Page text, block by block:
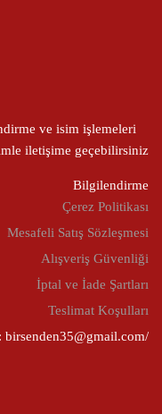
ve isim işlemeleri
iletişime geçebilirsiniz
Bilgilendirme
Çerez Politikası
Mesafeli Satış Sözleşmesi
Alışveriş Güvenliği
İptal ve İade Şartları
Teslimat Koşulları
birsenden35@gmail.com/